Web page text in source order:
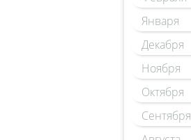
Января
Декабря
Ноября
Октября
Сентября